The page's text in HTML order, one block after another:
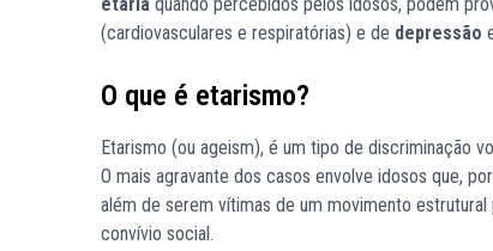
(cardiovasculares e respiratórias) e de depressão
O que é etarismo?
Etarismo (ou ageism), é um tipo de discriminação
O mais agravante dos casos envolve idosos que,
além de serem vítimas de um movimento
convívio social.